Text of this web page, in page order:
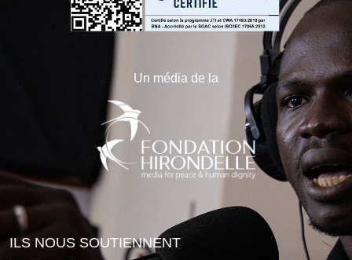
Un média de la
ILS NOUS SOUTIENNENT